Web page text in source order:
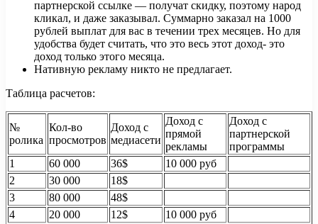
партнерской ссылке — получат скидку, поэтому народ
кликал, и даже заказывал. Суммарно заказал на 1000
рублей выплат для вас в течении трех месяцев. Но для
удобства будет считать, что это весь этот доход- это
доход только этого месяца.
Нативную рекламу никто не предлагает.
Таблица расчетов:
№
ролика
Кол-во
просмотров
Доход с
медиасети
Доход с
прямой
рекламы
Доход с
партнерской
программы
1
60 000 36$
10 000 руб
2
30 000
18$
3
80 000
48$
4
20 000 12$
10 000 руб